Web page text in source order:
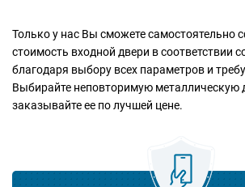
Только у нас Вы сможете самостоятельно
стоимость входной двери в соответствии
благодаря выбору всех параметров и
Выбирайте неповторимую металлическую
заказывайте ее по лучшей цене.